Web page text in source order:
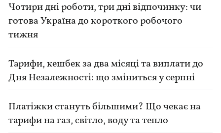
Чотири дні роботи, три дні відпочинку: чи
готова Україна до короткого робочого
тижня
Тарифи, кешбек за два місяці та виплати до
Дня Незалежності: що зміниться у серпні
Платіжки стануть більшими? Що чекає на
тарифи на газ, світло, воду та тепло